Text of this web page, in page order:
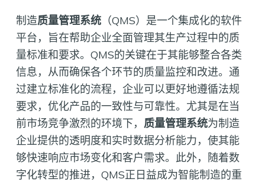
制造质量管理系统（QMS）是一个集成化的软件
平台，旨在帮助企业全面管理其生产过程中的质
量标准和要求。QMS的关键在于其能够整合各类
信息，从而确保各个环节的质量监控和改进。通
过建立标准化的流程，企业可以更好地遵循法规
要求，优化产品的一致性与可靠性。尤其是在当
前市场竞争激烈的环境下， 质量管理系统为制造
企业提供的透明度和实时数据分析能力，使其能
够快速响应市场变化和客户需求。此外，随着数
字化转型的推进，QMS正日益成为智能制造的重